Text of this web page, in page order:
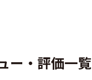
ー・評価一覧